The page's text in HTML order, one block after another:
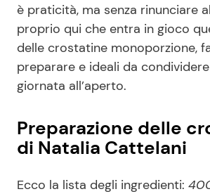
è praticità, ma senza rinunciare
proprio qui che entra in gioco
delle crostatine monoporzione,
preparare e ideali da
giornata all’aperto.
Preparazione delle
di Natalia Cattelani
Ecco la lista degli ingredienti: